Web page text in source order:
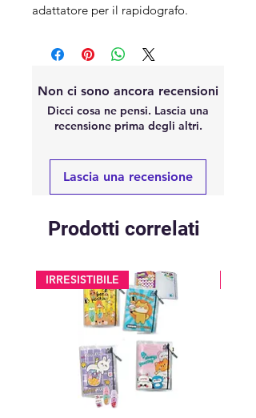
adattatore per il rapidografo.
Non ci sono ancora recensioni
Dicci cosa ne pensi. Lascia una
recensione prima degli altri.
Lascia una recensione
Prodotti correlati
IRRESISTIBILE